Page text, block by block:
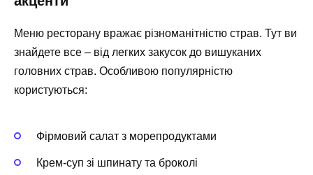
Меню ресторану вражає різноманітністю страв. Тут ви
знайдете все – від легких закусок до вишуканих
головних страв. Особливою популярністю
користуються:
Фірмовий салат з морепродуктами
Крем-суп зі шпинату та броколі